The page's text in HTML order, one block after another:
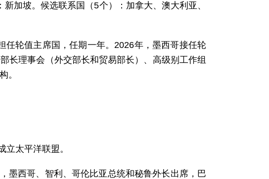
加坡。候选联系国（5个）：加拿大、澳大利亚、
任轮值主席国，任期一年。2026年，墨西哥接任轮
长理事会（外交部长和贸易部长）、高级别工作组
。
太平洋联盟。
墨西哥、智利、哥伦比亚总统和秘鲁外长出席，巴